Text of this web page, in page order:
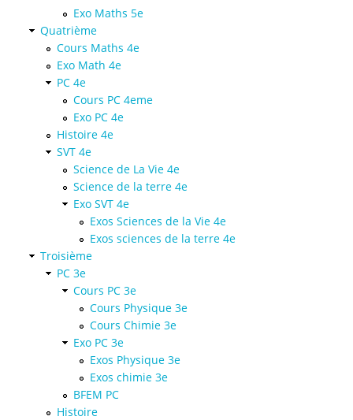
Exo Maths 5e
Quatrième
Cours Maths 4e
Exo Math 4e
PC 4e
Cours PC 4eme
Exo PC 4e
Histoire 4e
SVT 4e
Science de La Vie 4e
Science de la terre 4e
Exo SVT 4e
Exos Sciences de la Vie 4e
Exos sciences de la terre 4e
Troisième
PC 3e
Cours PC 3e
Cours Physique 3e
Cours Chimie 3e
Exo PC 3e
Exos Physique 3e
Exos chimie 3e
BFEM PC
Histoire